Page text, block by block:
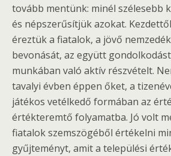
tovább mentünk: minél szélesebb
és népszerűsítjük azokat.
éreztük a fiatalok, a jövő
bevonását, az együtt
munkában való aktív részvételt.
tavalyi évben éppen őket, a
játékos vetélkedő formában az
értékteremtő folyamatba. Jó volt
fiatalok szemszögéből értékelni
gyűjteményt, amit a települési